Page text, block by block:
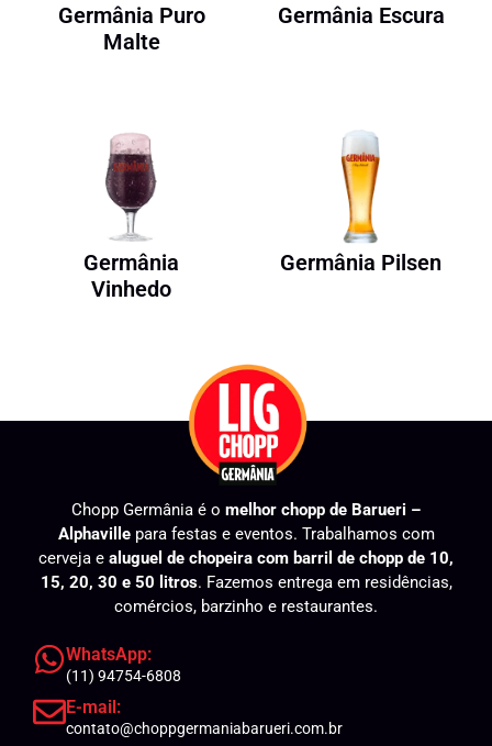
Germânia Puro
Malte
Germânia Escura
Germânia
Vinhedo
Germânia Pilsen
WhatsApp:
(11) 94754-6808
E-mail:
contato@choppgermaniabarueri.com.br
Chopp Germânia é o melhor chopp de Barueri –
Alphavillepara festas e eventos. Trabalhamos com
cerveja e aluguel de chopeira com barril de chopp de 10,
15, 20, 30 e 50 litros. Fazemos entrega em residências,
comércios, barzinho e restaurantes.